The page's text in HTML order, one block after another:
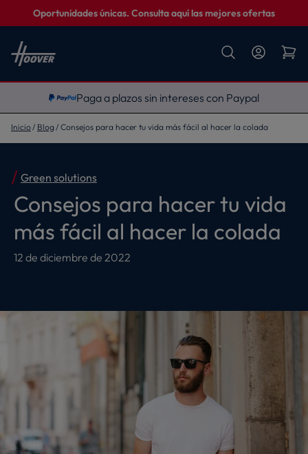
Oportunidades únicas. Consulta aquí las mejores ofertas
Descuento exclusivo del 10%
Inicio Blog Consejos para hacer tu vida más fácil al hacer la colada
Green solutions
Consejos para hacer tu vida
más fácil al hacer la colada
12 de diciembre de 2022